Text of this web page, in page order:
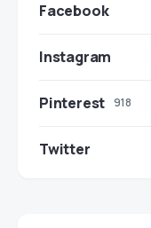
Facebook
Instagram
Pinterest 918
Twitter